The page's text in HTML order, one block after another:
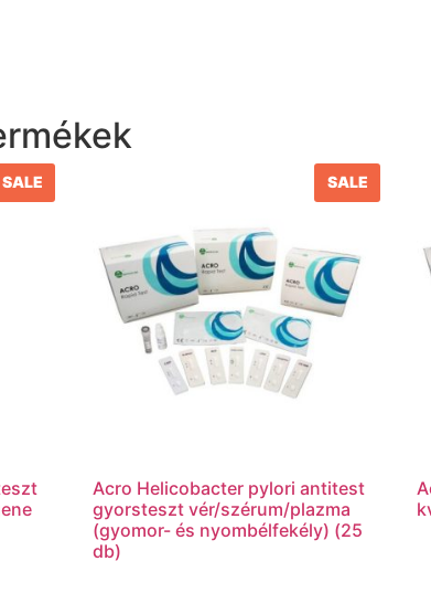
SALE SALE
Acro Helicobacter pylori antitest
gyorsteszt vér/szérum/plazma
(gyomor- és nyombélfekély) (25
db)